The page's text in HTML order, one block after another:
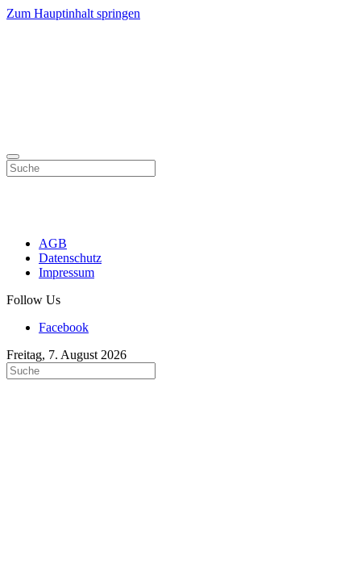
Zum Hauptinhalt springen
AGB
Datenschutz
Impressum
Follow Us
Facebook
Freitag, 7. August 2026